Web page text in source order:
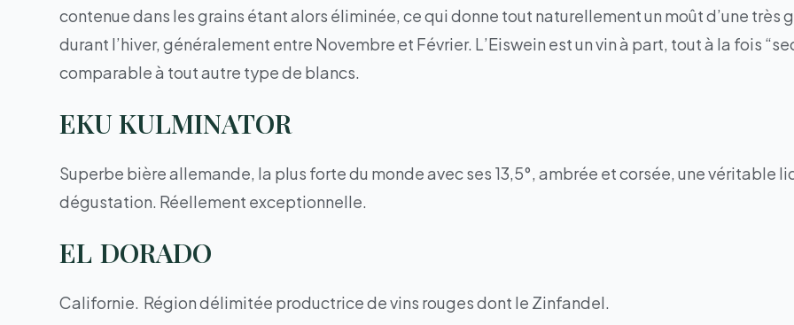
contenue dans les grains étant alors éliminée, ce qui donne tout naturellement un moût d’une
durant l’hiver, généralement entre Novembre et Février. L’Eiswein est un vin à part, tout à la fois
comparable à tout autre type de blancs.
EKU KULMINATOR
Superbe bière allemande, la plus forte du monde avec ses 13,5°, ambrée et corsée, une véritable
dégustation. Réellement exceptionnelle.
EL DORADO
Californie. Région délimitée productrice de vins rouges dont le Zinfandel.